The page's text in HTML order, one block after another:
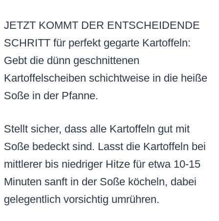
JETZT KOMMT DER ENTSCHEIDENDE
SCHRITT für perfekt gegarte Kartoffeln:
Gebt die dünn geschnittenen
Kartoffelscheiben schichtweise in die heiße
Soße in der Pfanne.
Stellt sicher, dass alle Kartoffeln gut mit
Soße bedeckt sind. Lasst die Kartoffeln bei
mittlerer bis niedriger Hitze für etwa 10-15
Minuten sanft in der Soße köcheln, dabei
gelegentlich vorsichtig umrühren.